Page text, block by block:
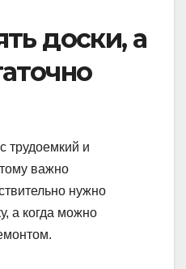
доски, а
трудоемкий и
важно
нужно
а когда можно